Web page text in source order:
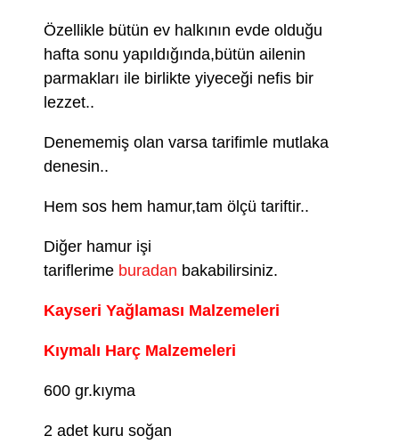
Özellikle bütün ev halkının evde olduğu
hafta sonu yapıldığında,bütün ailenin
parmakları ile birlikte yiyeceği nefis bir
lezzet..
Denememiş olan varsa tarifimle mutlaka
denesin..
Hem sos hem hamur,tam ölçü tariftir..
Diğer hamur işi
tariflerime buradan bakabilirsiniz.
Kayseri Yağlaması Malzemeleri
Kıymalı Harç Malzemeleri
600 gr.kıyma
2 adet kuru soğan